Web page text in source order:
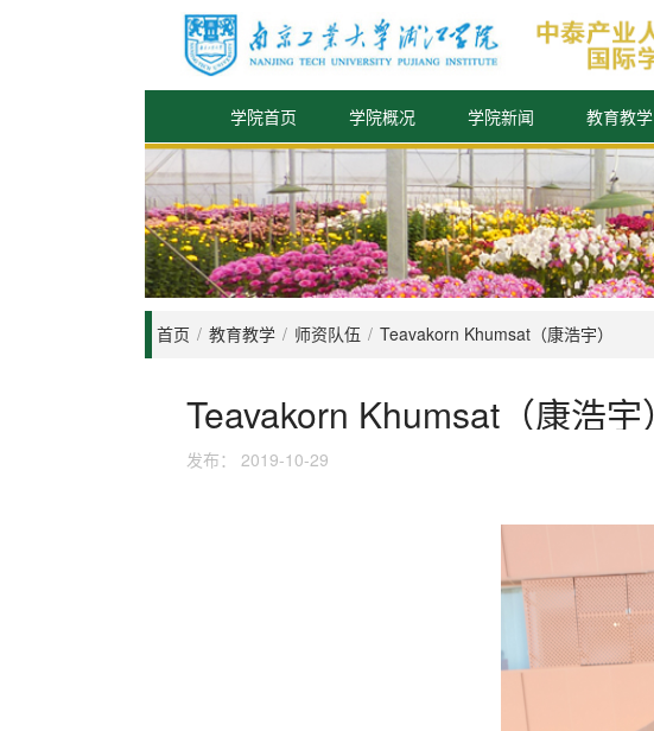
学院首页 学院概况 学院新闻 教育教学
首页 / 教育教学 / 师资队伍 / Teavakorn Khumsat（康浩宇）
Teavakorn Khumsat（康浩宇）
发布： 2019-10-29